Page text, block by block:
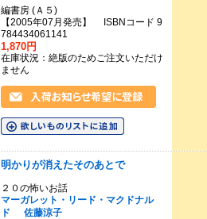
編書房 (Ａ５)
【2005年07月発売】 ISBNコード 9
784434061141
1,870円
在庫状況：絶版のためご注文いただけ
ません
明かりが消えたそのあとで
２０の怖いお話
マーガレット・リード・マクドナル
ド
佐藤涼子